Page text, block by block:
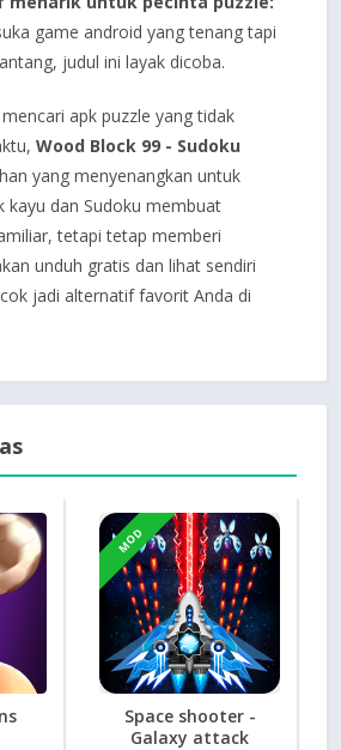
game android yang tenang tapi
judul ini layak dicoba.
apk puzzle yang tidak
Wood Block 99 - Sudoku
yang menyenangkan untuk
kayu dan Sudoku membuat
tetapi tetap memberi
unduh gratis dan lihat sendiri
jadi alternatif favorit Anda di
MOD
Space shooter -
Galaxy attack